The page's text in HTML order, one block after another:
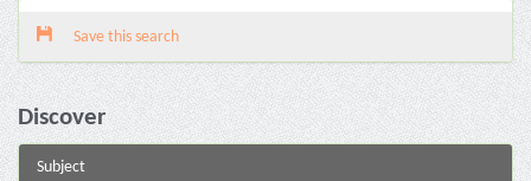
Save this search
Discover
Subject